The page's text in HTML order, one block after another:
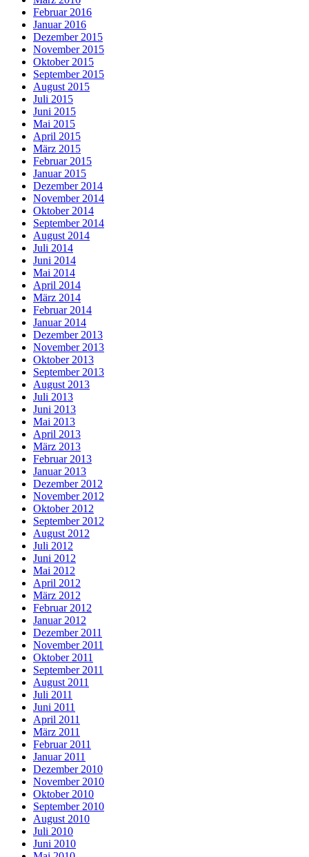
Februar 2016
Januar 2016
Dezember 2015
November 2015
Oktober 2015
September 2015
August 2015
Juli 2015
Juni 2015
Mai 2015
April 2015
März 2015
Februar 2015
Januar 2015
Dezember 2014
November 2014
Oktober 2014
September 2014
August 2014
Juli 2014
Juni 2014
Mai 2014
April 2014
März 2014
Februar 2014
Januar 2014
Dezember 2013
November 2013
Oktober 2013
September 2013
August 2013
Juli 2013
Juni 2013
Mai 2013
April 2013
März 2013
Februar 2013
Januar 2013
Dezember 2012
November 2012
Oktober 2012
September 2012
August 2012
Juli 2012
Juni 2012
Mai 2012
April 2012
März 2012
Februar 2012
Januar 2012
Dezember 2011
November 2011
Oktober 2011
September 2011
August 2011
Juli 2011
Juni 2011
April 2011
März 2011
Februar 2011
Januar 2011
Dezember 2010
November 2010
Oktober 2010
September 2010
August 2010
Juli 2010
Juni 2010